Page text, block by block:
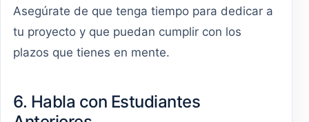
Asegúrate de que tenga tiempo para dedicar a
tu proyecto y que puedan cumplir con los
plazos que tienes en mente.
6. Habla con Estudiantes